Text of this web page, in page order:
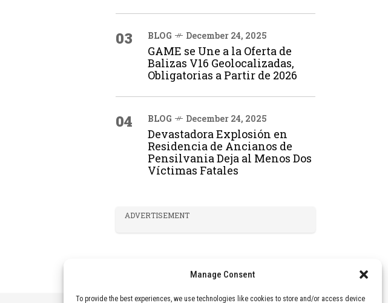
Manage Consent
To provide the best experiences, we use technologies like cookies to store and/or access device
03 BLOG December 24, 2025
GAME se Une a la Oferta de
Balizas V16 Geolocalizadas,
Obligatorias a Partir de 2026
04 BLOG December 24, 2025
Devastadora Explosión en
Residencia de Ancianos de
Pensilvania Deja al Menos Dos
Víctimas Fatales
ADVERTISEMENT